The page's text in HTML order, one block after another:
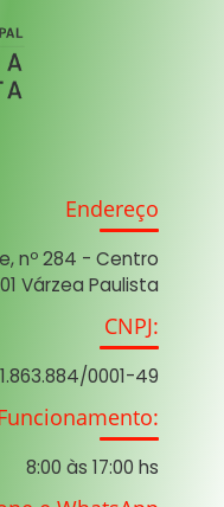
Endereço
nº 284 - Centro
Várzea Paulista
CNPJ:
0001-49
8:00 às 17:00 hs